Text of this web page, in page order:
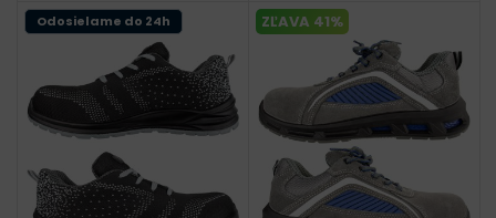
Odosielame do 24h ZĽAVA 41%